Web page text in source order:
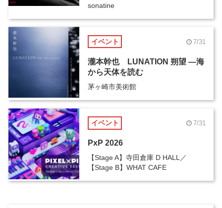
sonatine
イベント 7/31
瀧本幹也 LUNATION 朔望 ―海
から天体を読む
茅ヶ崎市美術館
イベント 7/31
PxP 2026
【Stage A】寺田倉庫 D HALL／
【Stage B】WHAT CAFE